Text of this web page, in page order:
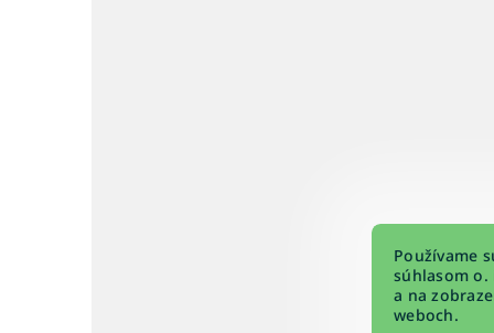
Používame
súhlasom o.
a na
weboch.